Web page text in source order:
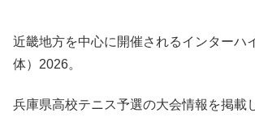
近畿地方を中心に開催されるインターハ
体）2026。
兵庫県高校テニス予選の大会情報を掲載